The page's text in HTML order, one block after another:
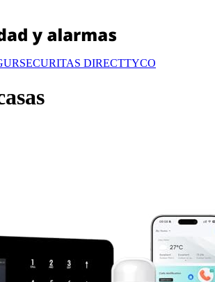
SECURITAS DIRECTTYCO